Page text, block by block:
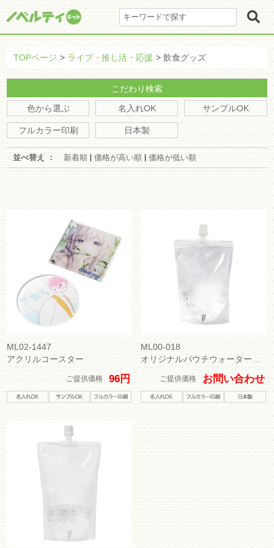
TOPページ ライブ・推し活・応援 飲食グッズ
こだわり検索
色から選ぶ
名入れOK サンプルOK
フルカラー印刷 日本製
並べ替え ： 新着順 価格が高い順 価格が低い順
ML02-1447
アクリルコースター
ご提供価格 96円
ML00-018
オリジナルパウチウォーター（天然水）200ml
ご提供価格 お問い合わせ
ログイン・新規会員登録
その他
会社概要
ノベルティネットは、文具・バッグ・タンブラー・ボトル・SDGsを意識したナチュラ
ル素材のグッズなどに企業ロゴや商品名、チーム名のオリジナルデザインの印刷を行
い、企業向けの名入れノベルティや、販促品、記念品、ライブグッズ、イベント用の
販売グッズなどのオリジナルグッズの製作をお手伝いする専門サイトです。ノベルテ
ィやグッズ製作に長年携わっているスタッフが、最適なノベルティのご提案からデザ
ズの製作をサポートいたします。他社との差別化を狙ったノベルティ、クオリティの
高いオリジナルグッズの製作は、ノベルティネットにお任せください！
copyright (c) ノベルティネット all rights reserved.